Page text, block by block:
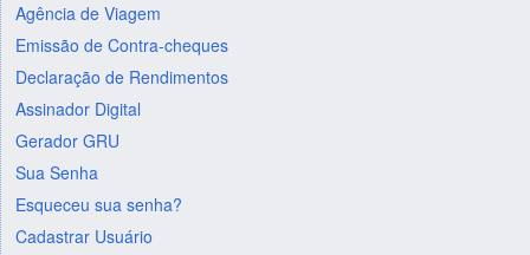
Agência de Viagem
Emissão de Contra-cheques
Declaração de Rendimentos
Assinador Digital
Gerador GRU
Sua Senha
Esqueceu sua senha?
Cadastrar Usuário